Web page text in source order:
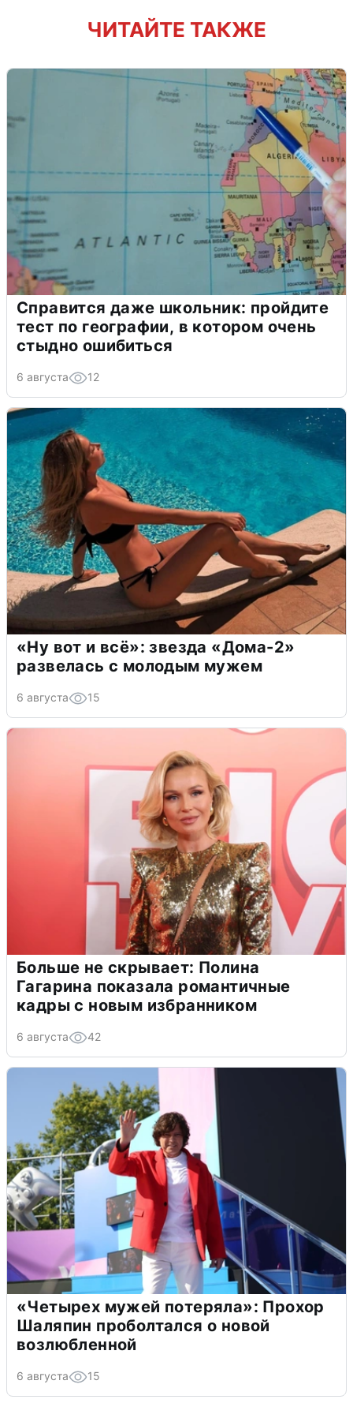
ЧИТАЙТЕ ТАКЖЕ
Справится даже школьник: пройдите
тест по географии, в котором очень
стыдно ошибиться
6 августа 12
«Ну вот и всё»: звезда «Дома-2»
развелась с молодым мужем
6 августа 15
Больше не скрывает: Полина
Гагарина показала романтичные
кадры с новым избранником
6 августа 42
«Четырех мужей потеряла»: Прохор
Шаляпин проболтался о новой
возлюбленной
6 августа 15